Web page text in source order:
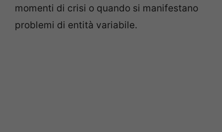
momenti di crisi o quando si manifestano
problemi di entità variabile.